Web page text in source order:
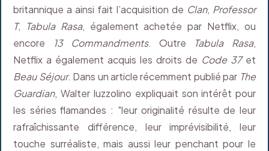
britannique a ainsi fait l’acquisition de Clan, Professor
T, Tabula Rasa, également achetée par Netflix, ou
encore
13 Commandments. Outre Tabula Rasa,
Netflix a également acquis les droits de Code 37et
Beau Séjour. Dans un article récemment publié par The
Guardian, Walter Iuzzolino expliquait son intérêt pour
les séries flamandes : "leur originalité résulte de leur
rafraîchissante différence, leur imprévisibilité, leur
touche surréaliste, mais aussi leur penchant pour le